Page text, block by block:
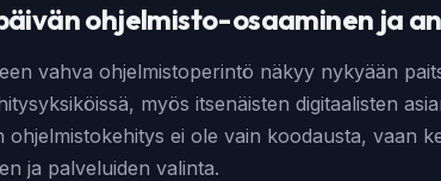
ohjelmisto-osaaminen ja
vahva ohjelmistoperintö näkyy nykyään
myös itsenäisten digitaalisten
ohjelmistokehitys ei ole vain koodausta, vaan
ja palveluiden valinta.